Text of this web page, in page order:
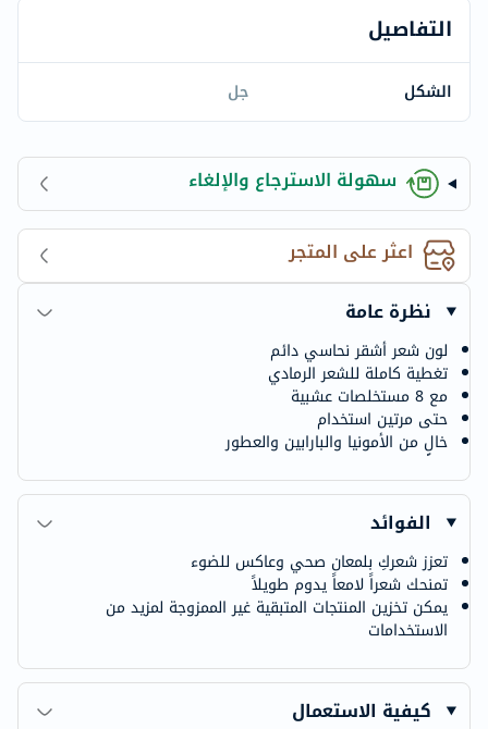
التفاصيل
الشكل جل
سهولة الاسترجاع والإلغاء
اعثر على المتجر
نظرة عامة
لون شعر أشقر نحاسي دائم
تغطية كاملة للشعر الرمادي
مع 8 مستخلصات عشبية
حتى مرتين استخدام
خالٍ من الأمونيا والبارابين والعطور
الفوائد
تعزز شعركِ بلمعان صحي وعاكس للضوء
تمنحك شعراً لامعاً يدوم طويلاً
يمكن تخزين المنتجات المتبقية غير الممزوجة لمزيد من
الاستخدامات
كيفية الاستعمال